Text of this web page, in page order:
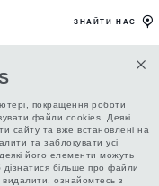
покращення роботи
файли cookies. Деякі
сайту та вже встановлені на
та заблокувати усі
його елементи можуть
більше про файли
видалити, ознайомтесь з
ЗНАЙТИ НАС